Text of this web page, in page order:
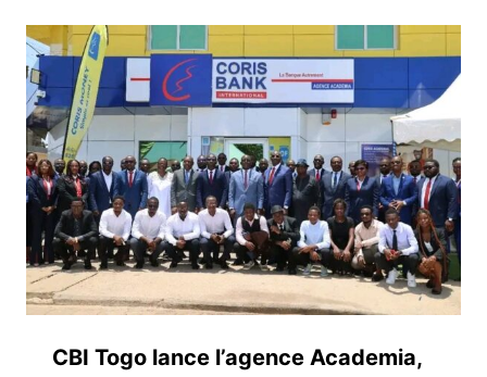
CBI Togo lance l’agence Academia,